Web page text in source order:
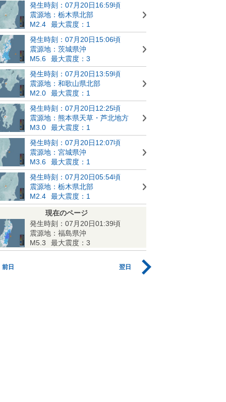
発生時刻：07月20日16:59頃
震源地：栃木県北部
M2.4
最大震度：1
発生時刻：07月20日15:06頃
震源地：茨城県沖
M5.6
最大震度：3
発生時刻：07月20日13:59頃
震源地：和歌山県北部
M2.0
最大震度：1
発生時刻：07月20日12:25頃
震源地：熊本県天草・芦北地方
M3.0
最大震度：1
発生時刻：07月20日12:07頃
震源地：宮城県沖
M3.6
最大震度：1
発生時刻：07月20日05:54頃
震源地：栃木県北部
M2.4
最大震度：1
現在のページ
発生時刻：07月20日01:39頃
震源地：福島県沖
M5.3
最大震度：3
前日 翌日